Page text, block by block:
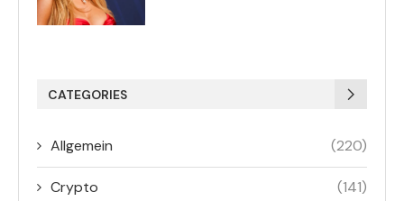
CATEGORIES
Allgemein (220)
Crypto (141)